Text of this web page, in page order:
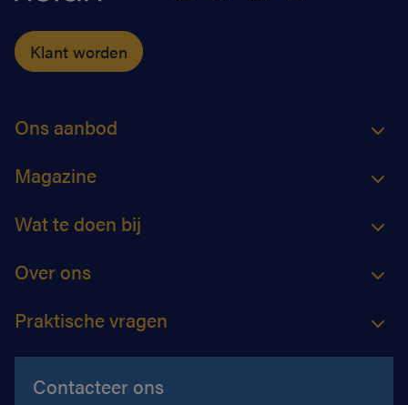
Klant worden
Ons aanbod
Magazine
Wat te doen bij
Over ons
Praktische vragen
Contacteer ons